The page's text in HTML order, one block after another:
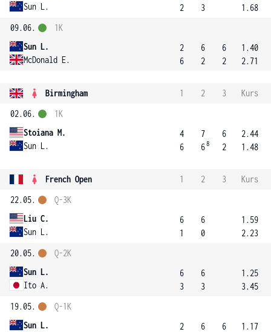
Sun L.
2
3
1.68
09.06.
Sun L.
McDonald E.
1K
2
6
6
2
6
2
1.40
2.71
Birmingham 1 2 3
Kurs
02.06.
Stoiana M.
Sun L.
1K
4
6
7
68
6
2
2.44
1.48
French Open 1 2 3
Kurs
22.05.
Liu C.
Sun L.
Q-3K
6
1
6
0
1.59
2.23
20.05.
Sun L.
Ito A.
Q-2K
6
3
6
3
1.25
3.45
19.05.
Sun L.
Q-1K
2
6
6
1.17